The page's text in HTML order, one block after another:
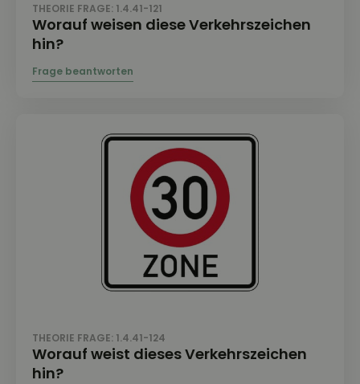
THEORIE FRAGE: 1.4.41-121
Worauf weisen diese Verkehrszeichen
hin?
THEORIE FRAGE: 1.4.41-124
Worauf weist dieses Verkehrszeichen
hin?